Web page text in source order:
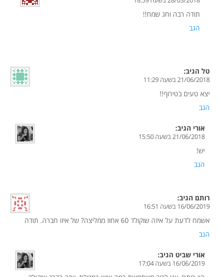
תודה רבה וחג שמח!!
הגב
טל הגיב:
21/06/2018 בשעה 11:29
יצא טעים בטירוף!!
הגב
אורי הגיב:
21/06/2018 בשעה 15:50
יש!
הגב
רותם הגיב:
16/06/2019 בשעה 16:51
אשמח לדעת על איזה שוקולד 60 אחוז ממליצה? של איזו חברה. תודה
הגב
אורי שביט הגיב:
16/06/2019 בשעה 17:04